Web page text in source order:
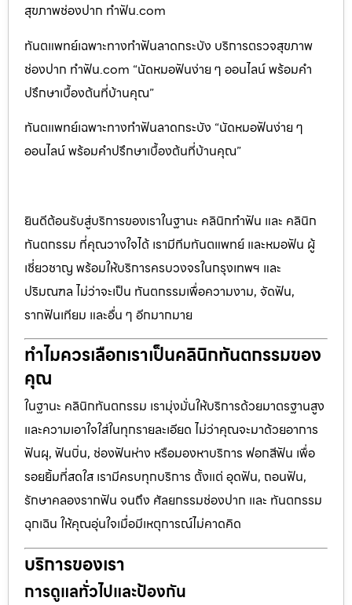
สุขภาพช่องปาก ทำฟัน.com
ทันตแพทย์เฉพาะทางทำฟันลาดกระบัง บริการตรวจสุขภาพ
ช่องปาก ทำฟัน.com “นัดหมอฟันง่าย ๆ ออนไลน์ พร้อมคำ
ปรึกษาเบื้องต้นที่บ้านคุณ”
ทันตแพทย์เฉพาะทางทำฟันลาดกระบัง “นัดหมอฟันง่าย ๆ
ออนไลน์ พร้อมคำปรึกษาเบื้องต้นที่บ้านคุณ”
ยินดีต้อนรับสู่บริการของเราในฐานะ คลินิกทำฟัน และ คลินิก
ทันตกรรม ที่คุณวางใจได้ เรามีทีมทันตแพทย์ และหมอฟัน ผู้
เชี่ยวชาญ พร้อมให้บริการครบวงจรในกรุงเทพฯ และ
ปริมณฑล ไม่ว่าจะเป็น ทันตกรรมเพื่อความงาม, จัดฟัน,
รากฟันเทียม และอื่น ๆ อีกมากมาย
ทำไมควรเลือกเราเป็นคลินิกทันตกรรมของ
คุณ
ในฐานะ คลินิกทันตกรรม เรามุ่งมั่นให้บริการด้วยมาตรฐานสูง
และความเอาใจใส่ในทุกรายละเอียด ไม่ว่าคุณจะมาด้วยอาการ
ฟันผุ, ฟันบิ่น, ช่องฟันห่าง หรือมองหาบริการ ฟอกสีฟัน เพื่อ
รอยยิ้มที่สดใส เรามีครบทุกบริการ ตั้งแต่ อุดฟัน, ถอนฟัน,
รักษาคลองรากฟัน จนถึง ศัลยกรรมช่องปาก และ ทันตกรรม
ฉุกเฉิน ให้คุณอุ่นใจเมื่อมีเหตุการณ์ไม่คาดคิด
บริการของเรา
การดูแลทั่วไปและป้องกัน